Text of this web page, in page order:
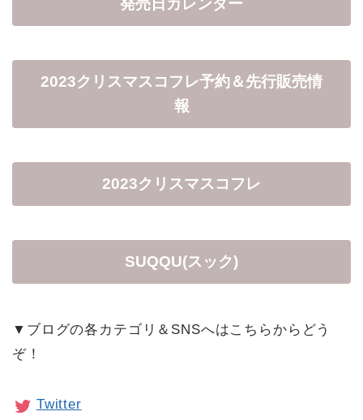
2023クリスマスコフレ予約＆先行販売情
報
2023クリスマスコフレ
SUQQU(スック)
▼ブログの各カテゴリ＆SNSへはこちらからどう
ぞ！
Twitter